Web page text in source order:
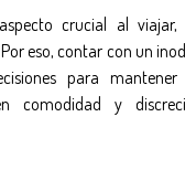
crucial al viajar,
eso, contar con un
para
comodidad y